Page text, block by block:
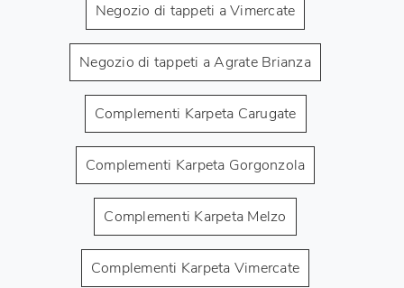
Negozio di tappeti a Vimercate
Negozio di tappeti a Agrate Brianza
Complementi Karpeta Carugate
Complementi Karpeta Gorgonzola
Complementi Karpeta Melzo
Complementi Karpeta Vimercate